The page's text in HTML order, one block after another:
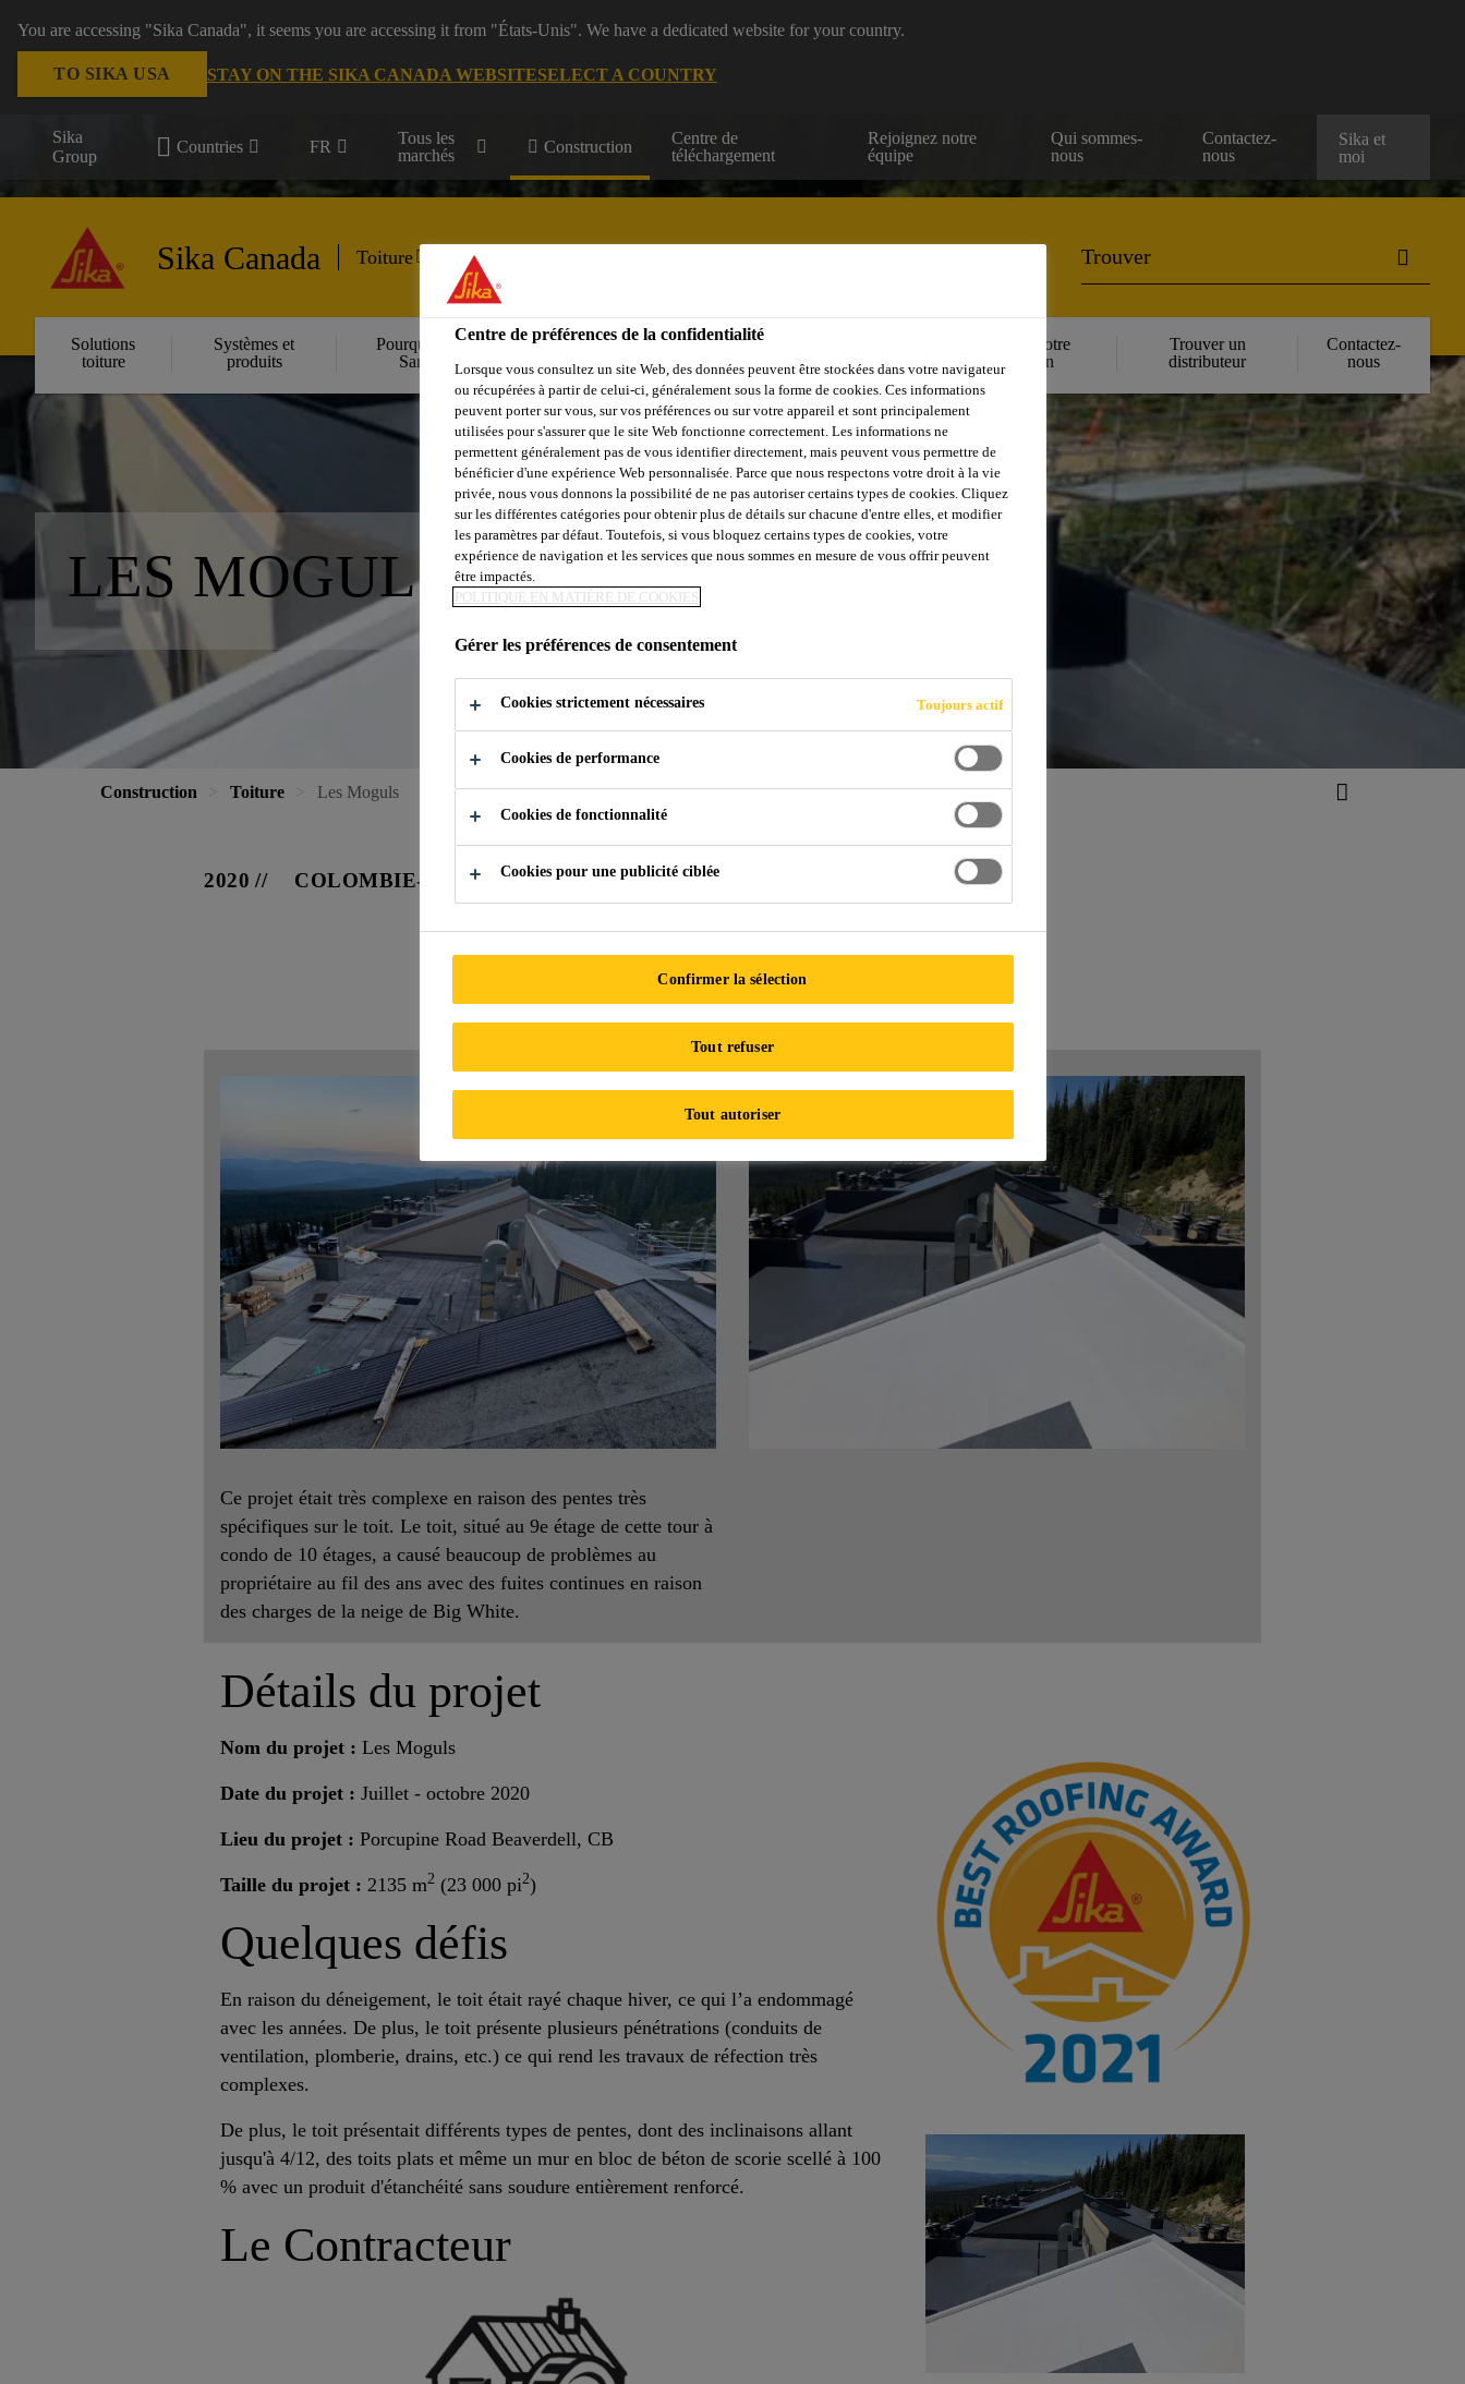
You are accessing "Sika Canada", it seems you are accessing it from "États-Unis". We have a dedicated website for your country.
TO SIKA USA STAY ON THE SIKA CANADA WEBSITESELECT A COUNTRY
Sika
Group
Countries FR
Tous les
marchés
Construction
Centre de
téléchargement
Rejoignez notre
équipe
Qui sommes-
nous
Contactez-
nous
Sika et
moi
Sika Canada Toiture
Solutions
toiture
Systèmes et
produits
Pourquoi Sika
Sarnafil
Centre de
Ressource
Réserver votre
formation
Trouver un
distributeur
Contactez-
nous
LES MOGULS
Construction Toiture Les Moguls
2020 COLOMBIE-BRITANNIQUE
Les Moguls
Ce projet était très complexe en raison des pentes très
spécifiques sur le toit. Le toit, situé au 9e étage de cette tour à
condo de 10 étages, a causé beaucoup de problèmes au
propriétaire au fil des ans avec des fuites continues en raison
des charges de la neige de Big White.
Détails du projet
Nom du projet : Les Moguls
Date du projet : Juillet - octobre 2020
Lieu du projet : Porcupine Road Beaverdell, CB
Taille du projet : 2135 m2 (23 000 pi2)
Quelques défis
En raison du déneigement, le toit était rayé chaque hiver, ce qui l’a endommagé
avec les années. De plus, le toit présente plusieurs pénétrations (conduits de
ventilation, plomberie, drains, etc.) ce qui rend les travaux de réfection très
complexes.
De plus, le toit présentait différents types de pentes, dont des inclinaisons allant
jusqu'à 4/12, des toits plats et même un mur en bloc de béton de scorie scellé à 100
% avec un produit d'étanchéité sans soudure entièrement renforcé.
Le Contracteur
Centre de préférences de la confidentialité
Lorsque vous consultez un site Web, des données peuvent être stockées dans votre navigateur
ou récupérées à partir de celui-ci, généralement sous la forme de cookies. Ces informations
peuvent porter sur vous, sur vos préférences ou sur votre appareil et sont principalement
utilisées pour s'assurer que le site Web fonctionne correctement. Les informations ne
permettent généralement pas de vous identifier directement, mais peuvent vous permettre de
bénéficier d'une expérience Web personnalisée. Parce que nous respectons votre droit à la vie
privée, nous vous donnons la possibilité de ne pas autoriser certains types de cookies. Cliquez
sur les différentes catégories pour obtenir plus de détails sur chacune d'entre elles, et modifier
les paramètres par défaut. Toutefois, si vous bloquez certains types de cookies, votre
expérience de navigation et les services que nous sommes en mesure de vous offrir peuvent
être impactés.
POLITIQUE EN MATIÈRE DE COOKIES
Gérer les préférences de consentement
Cookies strictement nécessaires Toujours actif
Cookies de performance
Cookies de fonctionnalité
Cookies pour une publicité ciblée
Confirmer la sélection
Tout refuser
Tout autoriser